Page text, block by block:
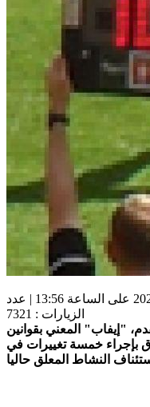
زووم تونيزيا | الجمعة، 8 ماي، 2020 على الساعة 13:56 | عدد
الزيارات : 7321
"إيفاب" المعني بقوانين
بإجراء خمسة تغييرات في